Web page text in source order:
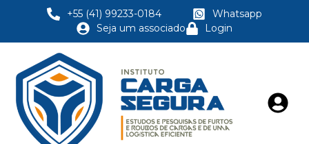
+55 (41) 99233-0184
Whatsapp
Seja um associado
Login